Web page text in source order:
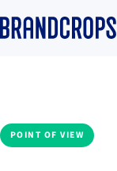
POINT OF VIEW